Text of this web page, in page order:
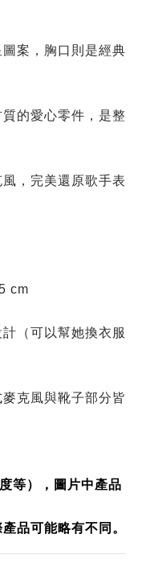
案，胸口則是經典
的愛心零件，是整
，完美還原歌手表
cm
（可以幫她換衣服
克風與靴子部分皆
等），圖片中產品
品可能略有不同。